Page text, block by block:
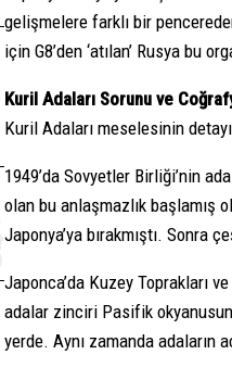
gelişmelere farklı bir
için G8’den ‘atılan’ Rusya bu
Kuril Adaları Sorunu ve
Kuril Adaları meselesinin
1949’da Sovyetler Birliği’nin
olan bu anlaşmazlık başlamış
Japonya’ya bırakmıştı. Sonra
Japonca’da Kuzey Toprakları
adalar zinciri Pasifik
yerde. Aynı zamanda adaların